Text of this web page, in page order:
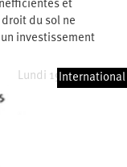
et
du sol ne
investissement
Lundi 19 février 2024
International